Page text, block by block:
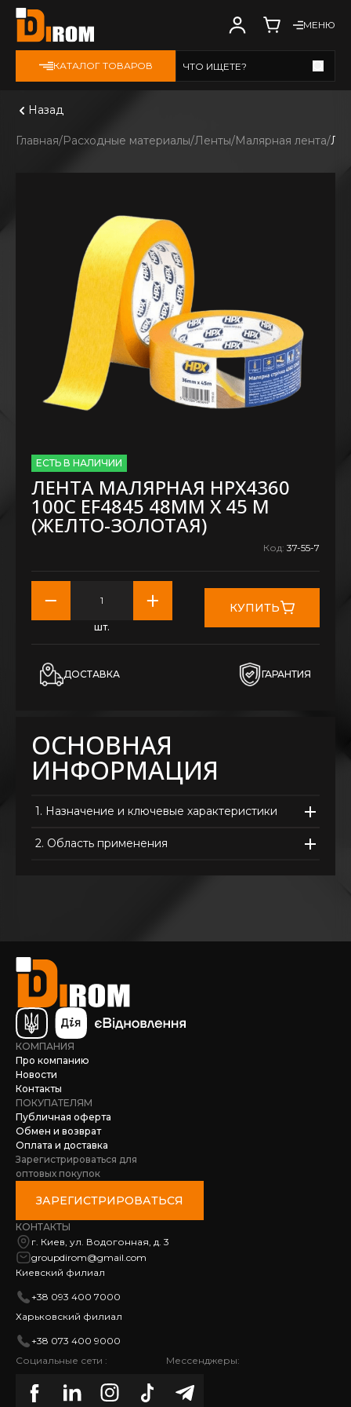
МЕНЮ
КАТАЛОГ ТОВАРОВ ЧТО ИЩЕТЕ?
Назад
Главная Расходные материалы Ленты Малярная лента
ЕСТЬ В НАЛИЧИИ
ЛЕНТА МАЛЯРНАЯ HPX4360
100С EF4845 48ММ Х 45 М
(ЖЕЛТО-ЗОЛОТАЯ)
Код: 37-55-7
шт.
КУПИТЬ
ДОСТАВКА ГАРАНТИЯ
ОСНОВНАЯ
ИНФОРМАЦИЯ
1. Назначение и ключевые характеристики
2. Область применения
КОМПАНИЯ
Про компанию
Новости
Контакты
ПОКУПАТЕЛЯМ
Публичная оферта
Обмен и возврат
Оплата и доставка
Зарегистрироваться для
оптовых покупок
ЗАРЕГИСТРИРОВАТЬСЯ
КОНТАКТЫ
г. Киев, ул. Водогонная, д. 3
groupdirom@gmail.com
Киевский филиал
+38 093 400 7000
Харьковский филиал
+38 073 400 9000
Социальные сети :
Мессенджеры: